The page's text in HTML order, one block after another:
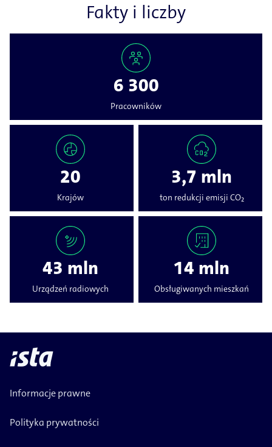
Fakty i liczby
6 300
Pracowników
20
Krajów
3,7 mln
ton redukcji emisji CO₂
43 mln
Urządzeń radiowych
14 mln
Obsługiwanych mieszkań
Informacje prawne
Polityka prywatności